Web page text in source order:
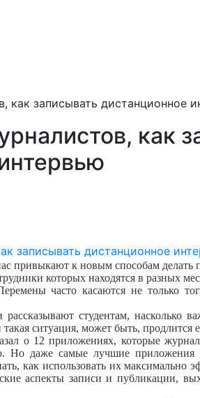
как записывать дистанционное
как
привыкают к новым способам
которых находятся в разных
часто касаются не только
студентам, насколько
ситуация, может быть, продлится
о 12 приложениях, которые
Но даже самые лучшие приложения
как использовать их максимально
аспекты записи и публикации,